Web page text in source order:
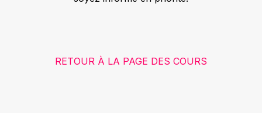
RETOUR À LA PAGE DES COURS